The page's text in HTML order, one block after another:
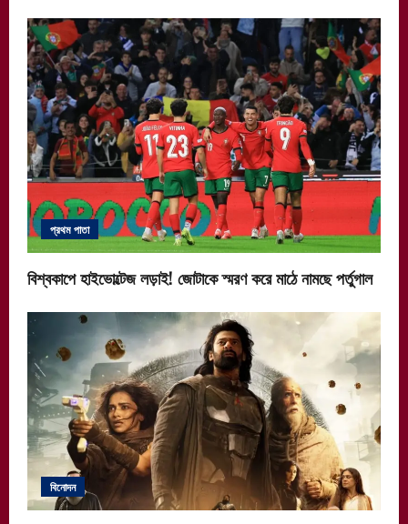
প্রথম পাতা
বিশ্বকাপে হাইভোল্টেজ লড়াই! জোটাকে স্মরণ করে মাঠে নামছে পর্তুগাল
বিনোদন